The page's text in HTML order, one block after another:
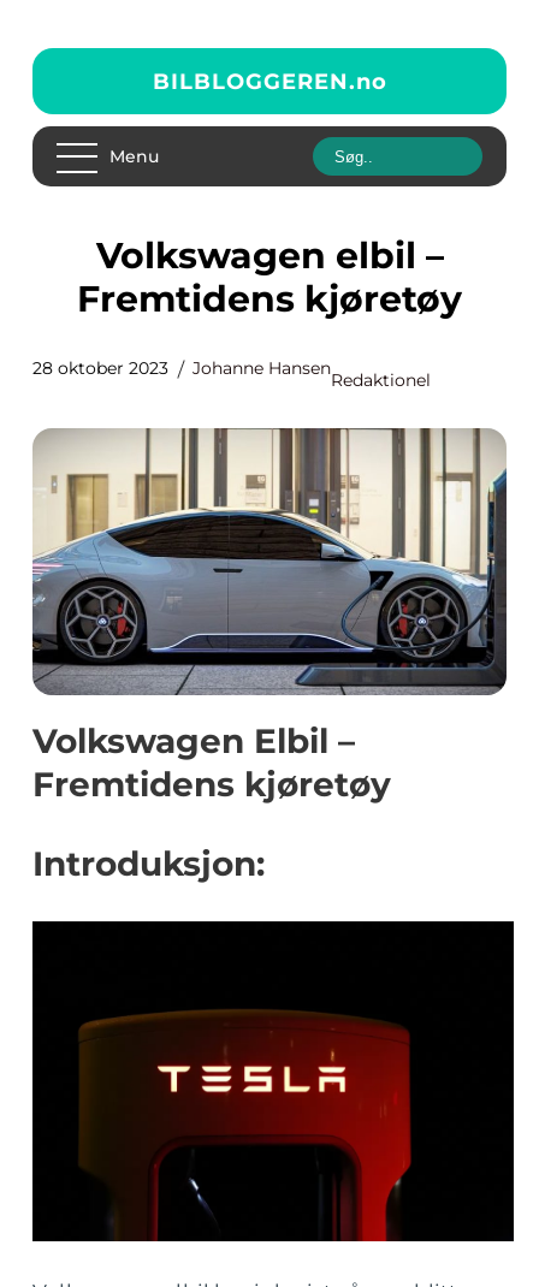
BILBLOGGEREN.no
Menu
Volkswagen elbil –
Fremtidens kjøretøy
28 oktober 2023 Johanne Hansen
Redaktionel
Volkswagen Elbil –
Fremtidens kjøretøy
Introduksjon: